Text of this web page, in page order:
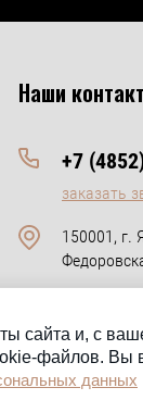
Наши
+7
заказать
150001, г.
сайта и, с
файлов. Вы
данных